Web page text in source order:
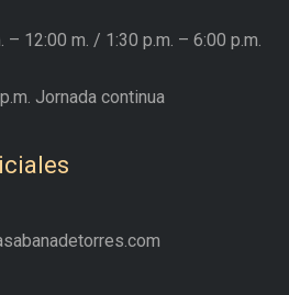
– 12:00 m. / 1:30 p.m. – 6:00 p.m.
Jornada continua